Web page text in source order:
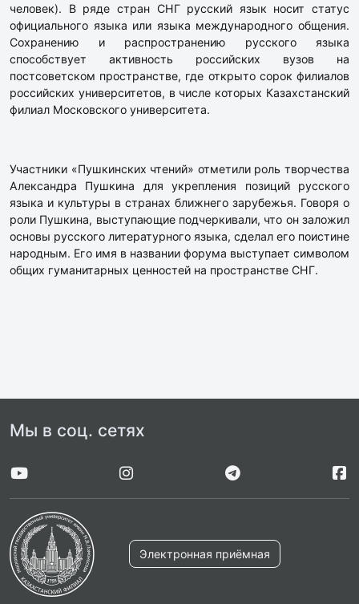
человек). В ряде стран СНГ русский язык носит статус
официального языка или языка международного общения.
Сохранению и распространению русского языка
способствует активность российских вузов на
постсоветском пространстве, где открыто сорок филиалов
российских университетов, в числе которых Казахстанский
филиал Московского университета.
Участники «Пушкинских чтений» отметили роль творчества
Александра Пушкина для укрепления позиций русского
языка и культуры в странах ближнего зарубежья. Говоря о
роли Пушкина, выступающие подчеркивали, что он заложил
основы русского литературного языка, сделал его поистине
народным. Его имя в названии форума выступает символом
общих гуманитарных ценностей на пространстве СНГ.
Мы в соц. сетях
Электронная приёмная